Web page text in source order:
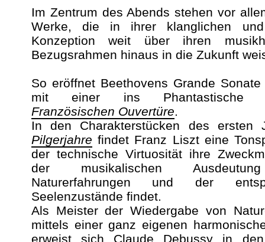
Im Zentrum des Abends stehen vor
Werke, die in ihrer klanglichen und
Konzeption weit über ihren
Bezugsrahmen hinaus in die Zukunft
So eröffnet Beethovens Grande Sonate
mit einer ins Phantastische
Französischen Ouvertüre.
In den Charakterstücken des ersten
Pilgerjahre findet Franz Liszt eine
der technische Virtuosität ihre
der musikalischen
Naturerfahrungen und der
Seelenzustände findet.
Als Meister der Wiedergabe von
mittels einer ganz eigenen
erweist sich Claude Debussy in